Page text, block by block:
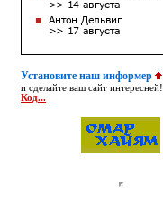
Установите наш информер
и сделайте ваш сайт интересней!
Код...